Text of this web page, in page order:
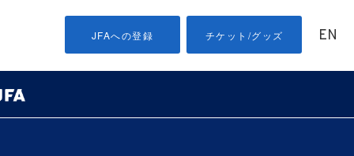
JFAへの登録 チケット/グッズ EN